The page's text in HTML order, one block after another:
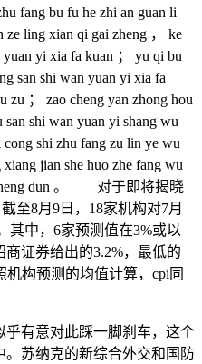
fang bu fu he zhi an guan li
ze ling xian qi gai zheng ， ke
yi xia fa kuan ； yu qi bu
san shi wan yuan yi xia fa
zu ； zao cheng yan zhong hou
shi wan yuan yi shang wu
shi zhu fang zu lin ye wu
jian she huo zhe fang wu
zheng dun 。 对于即将揭晓
至8月9日，18家机构对7月
其中，6家预测值在3%或以
商证券给出的3.2%，最低的
机构预测的均值计算，cpi同
意对此踩一脚刹车，这个
苏纳克的新综合外交和国防